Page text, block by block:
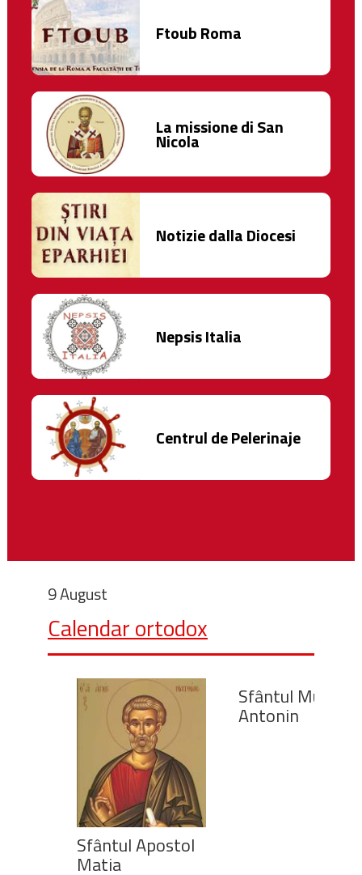
Ftoub Roma
La missione di San
Nicola
Notizie dalla Diocesi
Nepsis Italia
Centrul de Pelerinaje
9 August
Calendar ortodox
Sfântul Apostol
Matia
Sfântul Mucenic
Antonin